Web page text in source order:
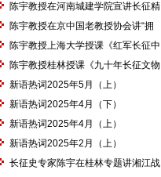
陈宇教授在河南城建学院宣讲长征精
神及红25军长征史
陈宇教授在京中国老教授协会讲“拥
抱中华新文明”
陈宇教授上海大学授课《红军长征中
的黄埔师生》
陈宇教授桂林授课《九十年长征文物
鉴赏》
新语热词2025年5月（上）
新语热词2025年4月（下）
新语热词2025年4月（上）
新语热词2025年2月（上）
长征史专家陈宇在桂林专题讲湘江战